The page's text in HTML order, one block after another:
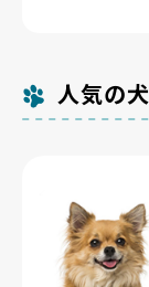
で確認した
犬猫等販売
人気の